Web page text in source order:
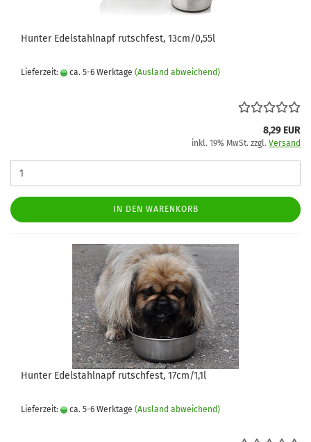
Hunter Edelstahlnapf rutschfest, 13cm/0,55l
Lieferzeit: ca. 5-6 Werktage (Ausland abweichend)
8,29 EUR
inkl. 19% MwSt. zzgl. Versand
IN DEN WARENKORB
Hunter Edelstahlnapf rutschfest, 17cm/1,1l
Lieferzeit: ca. 5-6 Werktage (Ausland abweichend)